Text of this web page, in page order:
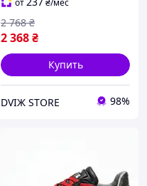
от
₴/мес
2 368₴
2 768 ₴
Купить
DVIЖ STORE 98%